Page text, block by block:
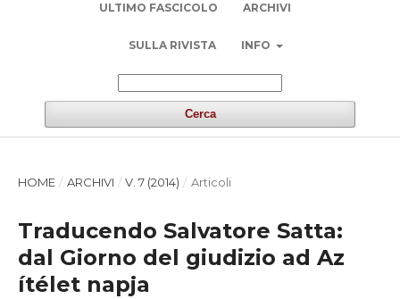
ULTIMO FASCICOLO ARCHIVI
SULLA RIVISTA INFO
Cerca
HOME / ARCHIVI / V. 7 (2014) / Articoli
Traducendo Salvatore Satta:
dal Giorno del giudizio ad Az
ítélet napja